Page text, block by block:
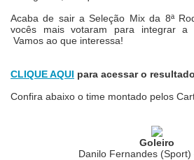
Acaba de sair a Seleção Mix da 8ª
vocês mais votaram para integrar a
Vamos ao que interessa!
CLIQUE AQUI para acessar o
Confira abaixo o time montado pelos
Goleiro
Danilo Fernandes (Sport)